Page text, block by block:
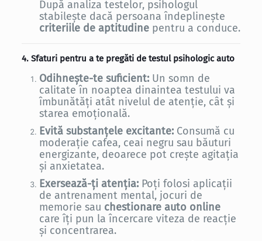
După analiza testelor, psihologul
stabilește dacă persoana îndeplinește
criteriile de aptitudinepentru a conduce.
4. Sfaturi pentru a te pregăti de testul psihologic auto
Odihnește-te suficient:Un somn de
calitate în noaptea dinaintea testului va
îmbunătăți atât nivelul de atenție, cât și
starea emoțională.
Evită substanțele excitante:Consumă cu
moderație cafea, ceai negru sau băuturi
energizante, deoarece pot crește agitația
și anxietatea.
Exersează-ți atenția:Poți folosi aplicații
de antrenament mental, jocuri de
memorie sau chestionare auto online
care îți pun la încercare viteza de reacție
și concentrarea.